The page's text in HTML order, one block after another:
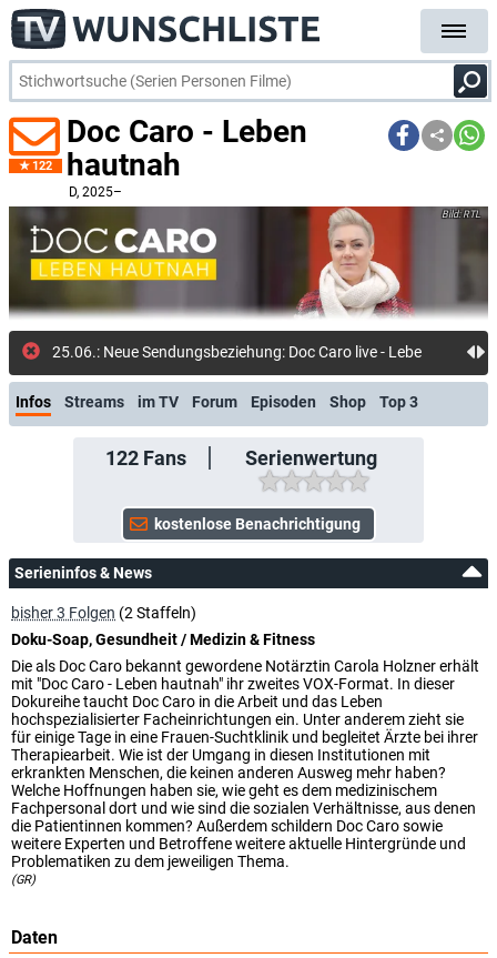
122
Doc Caro - Leben
hautnah
D, 2025–
RTL
25.06.: Neue Sendungsbeziehung: Doc Caro live - Lebe jetzt!
Infos Streams im TV Forum Episoden Shop Top 3
122Fans Serienwertung
Serieninfos & News
bisher 3 Folgen (2 Staffeln)
Doku-Soap, Gesundheit / Medizin & Fitness
Die als Doc Caro bekannt gewordene Notärztin Carola Holzner erhält
mit "Doc Caro - Leben hautnah" ihr zweites VOX-Format. In dieser
Dokureihe taucht Doc Caro in die Arbeit und das Leben
hochspezialisierter Facheinrichtungen ein. Unter anderem zieht sie
für einige Tage in eine Frauen-Suchtklinik und begleitet Ärzte bei ihrer
Therapiearbeit. Wie ist der Umgang in diesen Institutionen mit
erkrankten Menschen, die keinen anderen Ausweg mehr haben?
Welche Hoffnungen haben sie, wie geht es dem medizinischem
Fachpersonal dort und wie sind die sozialen Verhältnisse, aus denen
die Patientinnen kommen? Außerdem schildern Doc Caro sowie
weitere Experten und Betroffene weitere aktuelle Hintergründe und
Problematiken zu dem jeweiligen Thema.
(GR)
Daten